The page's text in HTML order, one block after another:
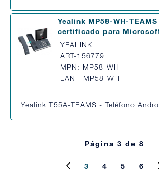
Yealink MP58-WH-
certificado para
YEALINK
ART-156779
MPN: MP58-WH
EAN MP58-WH
Yealink T55A-TEAMS - Teléfono
Página 3 de 8
3 4 5 6